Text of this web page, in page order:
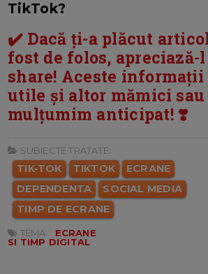
TikTok?
✔️ Dacă ți-a plăcut
fost de folos, apreciază-
share! Aceste
utile și altor mămici
mulțumim anticipat! ❣️
SUBIECTE TRATATE:
TIK-TOK TIKTOK
ECRANE
DEPENDENTA
SOCIAL MEDIA
TIMP DE ECRANE
TEMA:
ECRANE
SI TIMP DIGITAL